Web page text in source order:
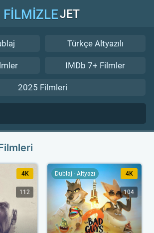
FİLMİZLEJET
Türkçe Altyazılı
IMDb 7+ Filmler
2025 Filmleri
4K
112
Dublaj - Altyazı 4K
104